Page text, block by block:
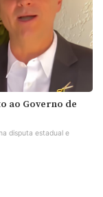
ao Governo de
disputa estadual e